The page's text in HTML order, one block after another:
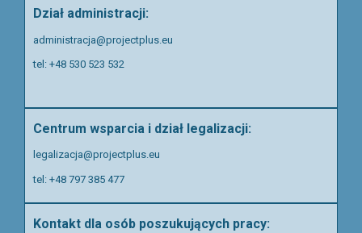
Dział administracji:
administracja@projectplus.eu
tel: +48 530 523 532
Centrum wsparcia i dział legalizacji:
legalizacja@projectplus.eu
tel: +48 797 385 477
Kontakt dla osób poszukujących pracy: